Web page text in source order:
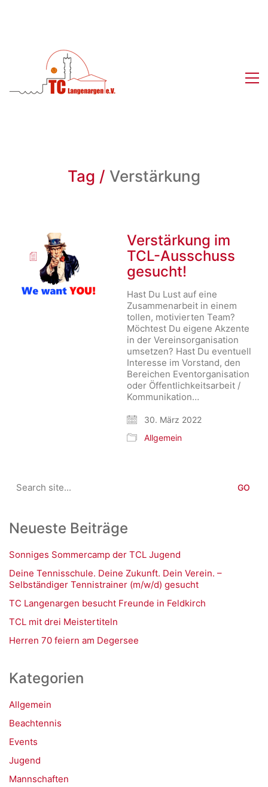
Tag / Verstärkung
Verstärkung im
TCL-Ausschuss
gesucht!
Hast Du Lust auf eine
Zusammenarbeit in einem
tollen, motivierten Team?
Möchtest Du eigene Akzente
in der Vereinsorganisation
umsetzen? Hast Du eventuell
Interesse im Vorstand, den
Bereichen Eventorganisation
oder Öffentlichkeitsarbeit /
Kommunikation…
30. März 2022
Allgemein
for:
Neueste Beiträge
Sonniges Sommercamp der TCL Jugend
Deine Tennisschule. Deine Zukunft. Dein Verein. –
Selbständiger Tennistrainer (m/w/d) gesucht
TC Langenargen besucht Freunde in Feldkirch
TCL mit drei Meistertiteln
Herren 70 feiern am Degersee
Kategorien
Allgemein
Beachtennis
Events
Jugend
Mannschaften